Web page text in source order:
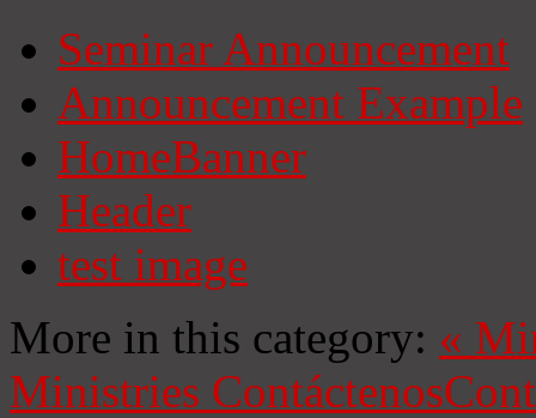
Seminar Announcement
Announcement Example
HomeBanner
Header
test image
More in this category: «
Ministries Contáctenos